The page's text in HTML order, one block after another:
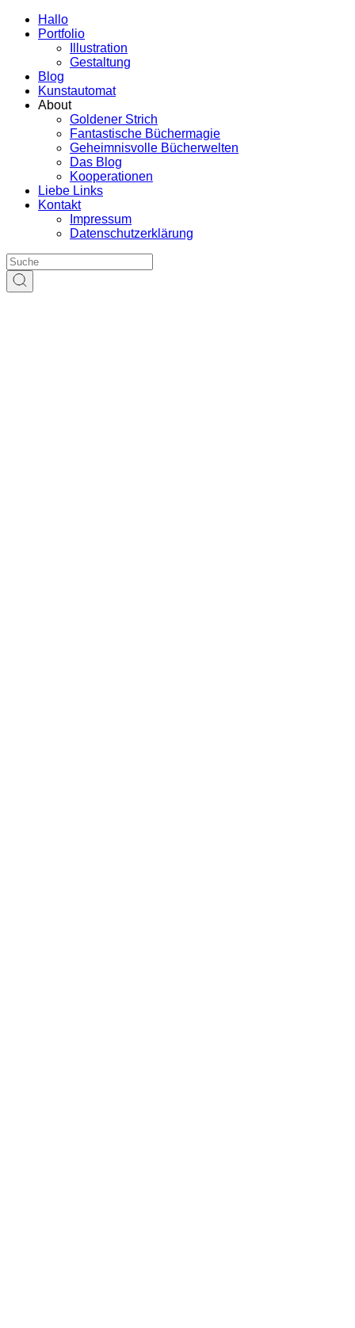
Hallo
Portfolio
Illustration
Gestaltung
Blog
Kunstautomat
About
Goldener Strich
Fantastische Büchermagie
Geheimnisvolle Bücherwelten
Das Blog
Kooperationen
Liebe Links
Kontakt
Impressum
Datenschutzerklärung